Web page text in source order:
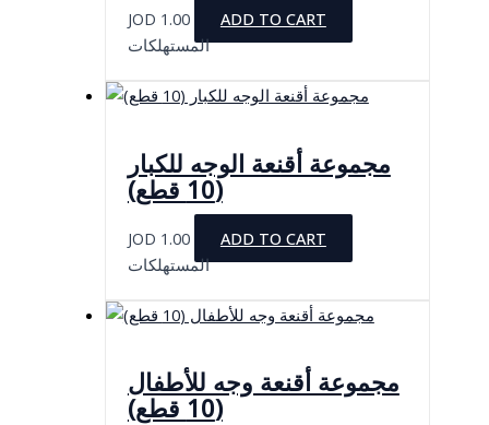
JOD 1.00
ADD TO CART
المستهلكات
مجموعة أقنعة الوجه للكبار
(10 قطع)
JOD 1.00
ADD TO CART
المستهلكات
مجموعة أقنعة وجه للأطفال
(10 قطع)